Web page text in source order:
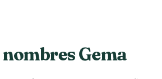
Gema